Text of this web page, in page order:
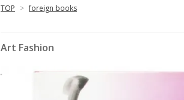
TOP > foreign books
Art Fashion